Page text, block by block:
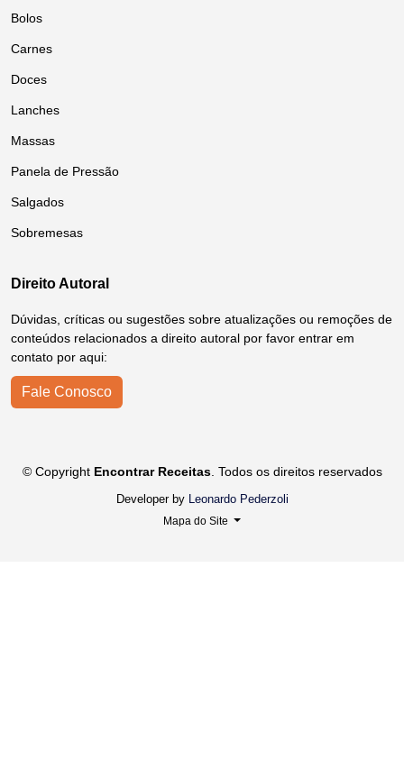
Bolos
Carnes
Doces
Lanches
Massas
Panela de Pressão
Salgados
Sobremesas
Direito Autoral
Dúvidas, críticas ou sugestões sobre atualizações ou remoções de
conteúdos relacionados a direito autoral por favor entrar em
contato por aqui:
Fale Conosco
© Copyright Encontrar Receitas. Todos os direitos reservados
Developer by Leonardo Pederzoli
Mapa do Site